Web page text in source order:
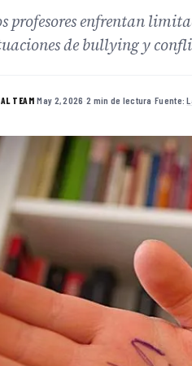
profesores enfrentan
de bullying y
TEAM·May 2, 2026 ·2 min de lectura ·Fuente: